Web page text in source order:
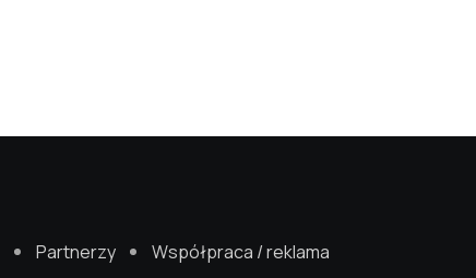
Partnerzy Współpraca / reklama